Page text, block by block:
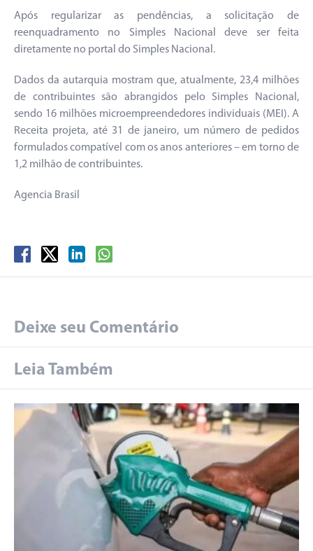
Após regularizar as pendências, a solicitação de
reenquadramento no Simples Nacional deve ser feita
diretamente no portal do Simples Nacional.
Dados da autarquia mostram que, atualmente, 23,4 milhões
de contribuintes são abrangidos pelo Simples Nacional,
sendo 16 milhões microempreendedores individuais (MEI). A
Receita projeta, até 31 de janeiro, um número de pedidos
formulados compatível com os anos anteriores – em torno de
1,2 milhão de contribuintes.
Agencia Brasil
Deixe seu Comentário
Leia Também